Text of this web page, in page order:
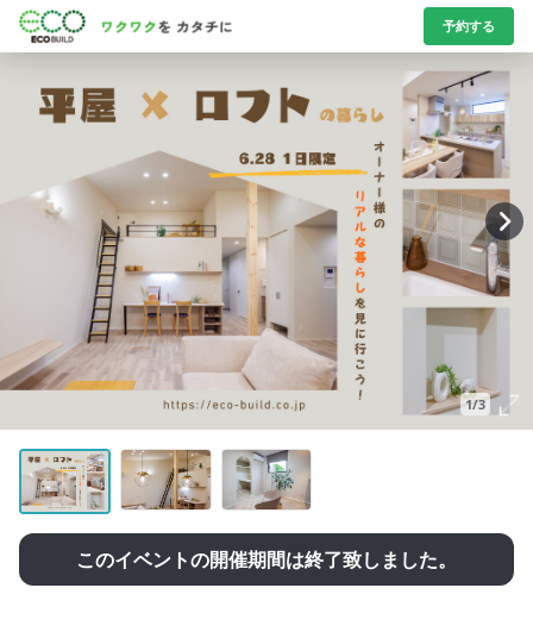
予約する
1/3
このイベントの開催期間は終了致しました。